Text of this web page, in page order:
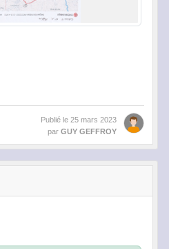
Publié le 25 mars 2023
par GUY GEFFROY